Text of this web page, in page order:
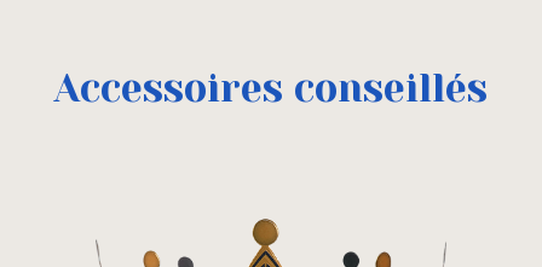
Accessoires conseillés